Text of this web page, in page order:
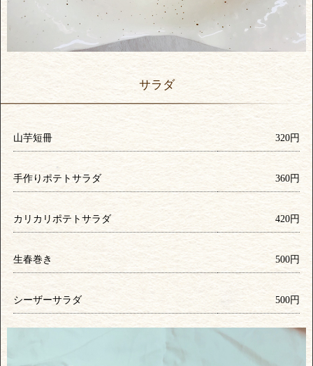
サラダ
山芋短冊 320円
手作りポテトサラダ 360円
カリカリポテトサラダ 420円
生春巻き 500円
シーザーサラダ 500円